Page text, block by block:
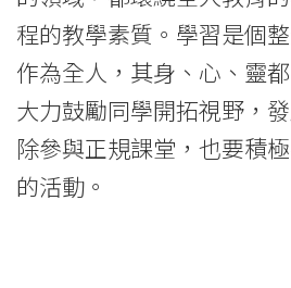
程的教學素質。學習是個
作為全人，其身、心、靈
大力鼓勵同學開拓視野，
除參與正規課堂，也要積
的活動。